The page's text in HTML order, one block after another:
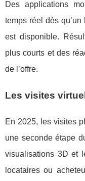
Des applications
temps réel dès
est disponible.
plus courts et des
de l’offre.
Les visites
En 2025, les visites
une seconde étape
visualisations 3D et
locataires ou